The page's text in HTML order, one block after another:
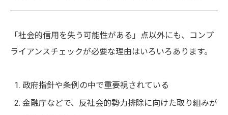
「社会的信用を失う可能性がある」点以外にも、コンプ
ライアンスチェックが必要な理由はいろいろあります。
政府指針や条例の中で重要視されている
金融庁などで、反社会的勢力排除に向けた取り組みが